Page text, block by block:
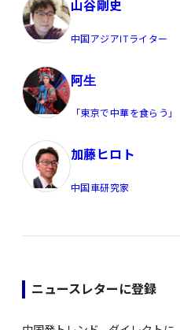
山谷剛史
中国アジアITライター
阿生
「東京で中華を食らう」
加藤ヒロト
中国車研究家
ニュースレターに登録